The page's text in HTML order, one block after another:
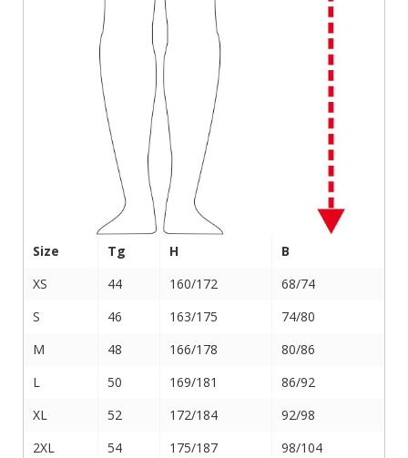
Size Tg H
B
XS
44 160/172
68/74
S
46 163/175
74/80
M
48 166/178
80/86
L
50 169/181
86/92
XL
52 172/184
92/98
2XL
54 175/187
98/104